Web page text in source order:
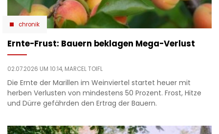
chronik
Ernte-Frust: Bauern beklagen Mega-Verlust
02.07.2026 UM 10:14, MARCEL TOIFL
Die Ernte der Marillen im Weinviertel startet heuer mit
herben Verlusten von mindestens 50 Prozent. Frost, Hitze
und Dürre gefährden den Ertrag der Bauern.